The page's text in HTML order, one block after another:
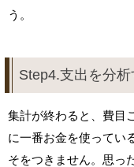
う。
Step4.支出を分析
集計が終わると、費目
に一番お金を使ってい
そをつきません。思っ